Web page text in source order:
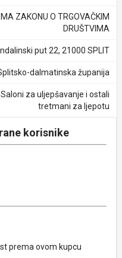
ZAKONU O TRGOVAČKIM
DRUŠTVIMA
put 22, 21000 SPLIT
dalmatinska županija
za uljepšavanje i ostali
tretmani za ljepotu
korisnike
prema ovom kupcu